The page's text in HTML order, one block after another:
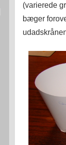
(varierede
bæger